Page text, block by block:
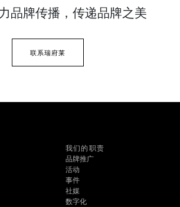
品牌传播， 传递品牌之美
联系瑞府莱
我们的职责
品牌推广
活动
事件
社媒
数字化